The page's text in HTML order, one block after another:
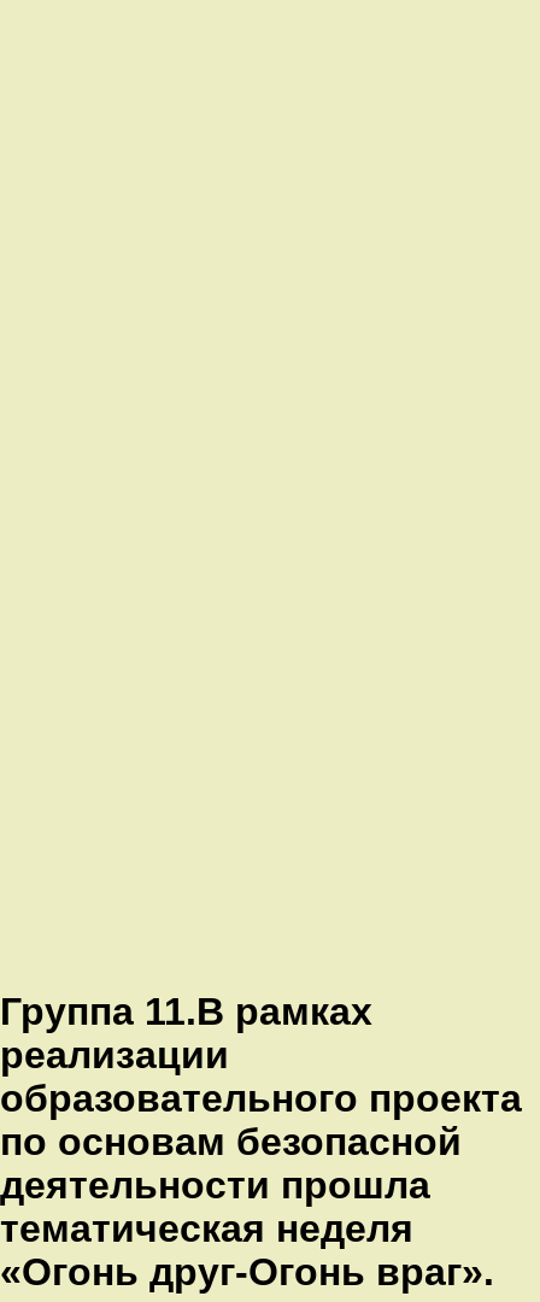
Группа 11.В рамках
реализации
образовательного проекта
по основам безопасной
деятельности прошла
тематическая неделя
«Огонь друг-Огонь враг».